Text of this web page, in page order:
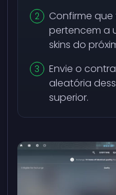
Confirme que
pertencem a
skins do
Envie o
aleatória
superior.